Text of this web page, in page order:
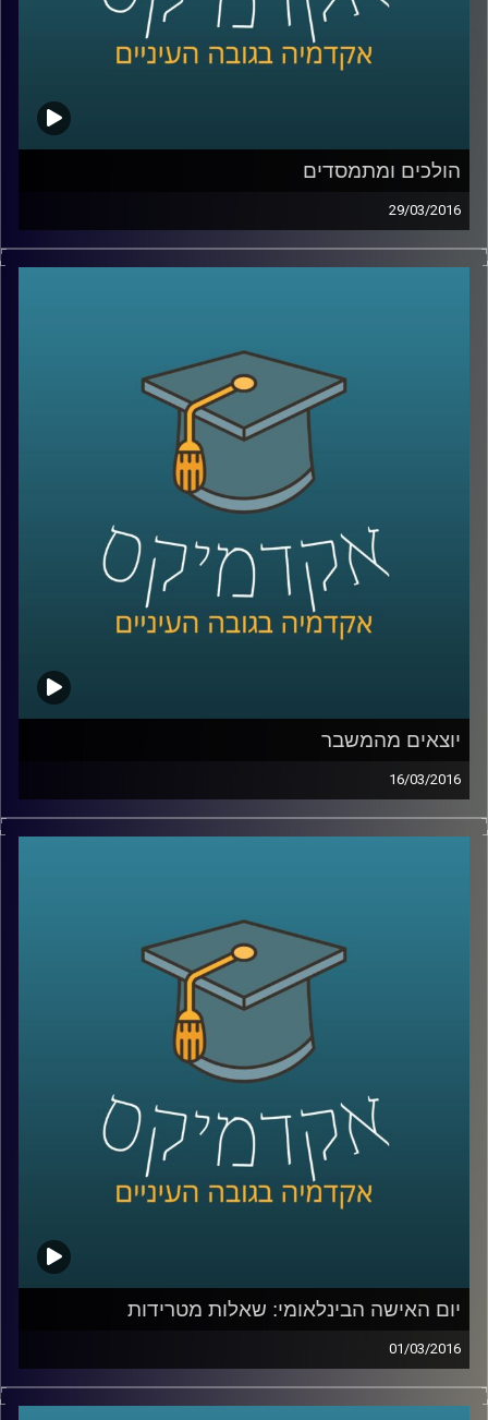
הולכים ומתמסדים
29/03/2016
ראש החוג למדיניות ציבורית באוניברסיטת תל
בה, ובעצם על חיי היומיום של כולנו: בריאות,
חינוך, פנסיה, דיור, אבטלה. שני תחומי ענק
מעניינים המושפעים משינויים במבנה המוסדי
הם מעמד הביניים ואנרגיות מתחדשות
AudioVersity
יוצאים מהמשבר
16/03/2016
ניהול קונפליקטים הוא עניין שברירי. זה נכון לכל
ארגון שמפיץ את
המתודולוגיה בעולם
–בואו ללמוד לפתור
בעיות, להרוויח מהסבכים שבחייכם ולהשיג קצת
AudioVersity
יום האישה הבינלאומי: שאלות מטרידות
01/03/2016
זה מגיע מכל כיוון וצף על פני המים – הטרדות